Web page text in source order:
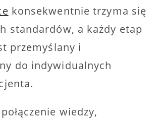
konsekwentnie trzyma się
standardów, a każdy etap
przemyślany i
do indywidualnych
wiedzy,